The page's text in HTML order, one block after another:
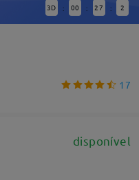
3D : 00 : 27 : 1
17
disponível